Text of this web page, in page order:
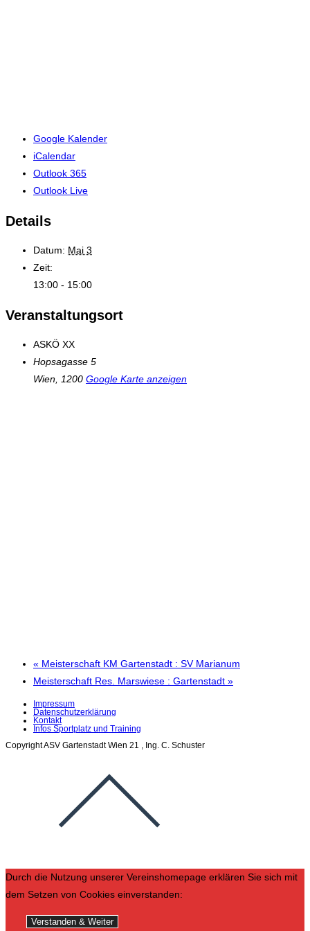
Google Kalender
iCalendar
Outlook 365
Outlook Live
Details
Datum: Mai 3
Zeit:
13:00 - 15:00
Veranstaltungsort
ASKÖ XX
Hopsagasse 5
Wien, 1200 Google Karte anzeigen
« Meisterschaft KM Gartenstadt : SV Marianum
Meisterschaft Res. Marswiese : Gartenstadt »
Impressum
Datenschutzerklärung
Kontakt
Infos Sportplatz und Training
Copyright ASV Gartenstadt Wien 21 , Ing. C. Schuster
Durch die Nutzung unserer Vereinshomepage erklären Sie sich mit
dem Setzen von Cookies einverstanden:
Verstanden & Weiter